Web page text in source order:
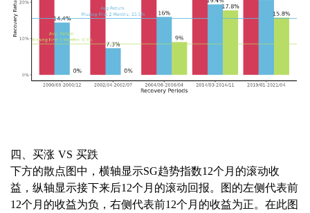
四、买涨 VS 买跌
下方的散点图中，横轴显示SG趋势指数12个月的滚动收
益，纵轴显示接下来后12个月的滚动回报。图的左侧代表前
12个月的收益为负，右侧代表前12个月的收益为正。在此图